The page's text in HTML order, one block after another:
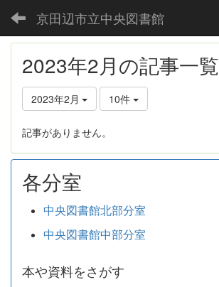
京田辺市立中央図書館
2023年2月の記事一覧
2023年2月 10件
記事がありません。
各分室
中央図書館北部分室
中央図書館中部分室
本や資料をさがす